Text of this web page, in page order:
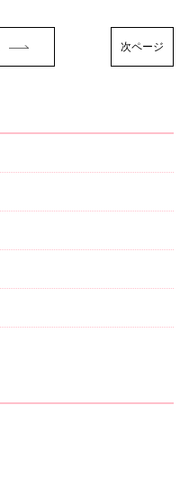
次ページ